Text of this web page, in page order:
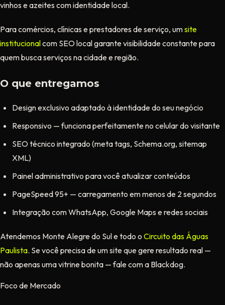
vinhos e azeites com identidade local.
Para comércios, clínicas e prestadores de serviço, umsite
institucionalcom SEO local garante visibilidade constante para
quem busca serviços na cidade e região.
O que entregamos
Design exclusivo adaptado à identidade do seu negócio
Responsivo — funciona perfeitamente no celular do visitante
SEO técnico integrado (meta tags, Schema.org, sitemap
XML)
Painel administrativo para você atualizar conteúdos
PageSpeed 95+ — carregamento em menos de 2 segundos
Integração com WhatsApp, Google Maps e redes sociais
Atendemos Monte Alegre do Sul e todo o Circuito das Águas
Paulista. Se você precisa de um site que gere resultado real —
não apenas uma vitrine bonita — fale com a Blackdog.
Foco de Mercado